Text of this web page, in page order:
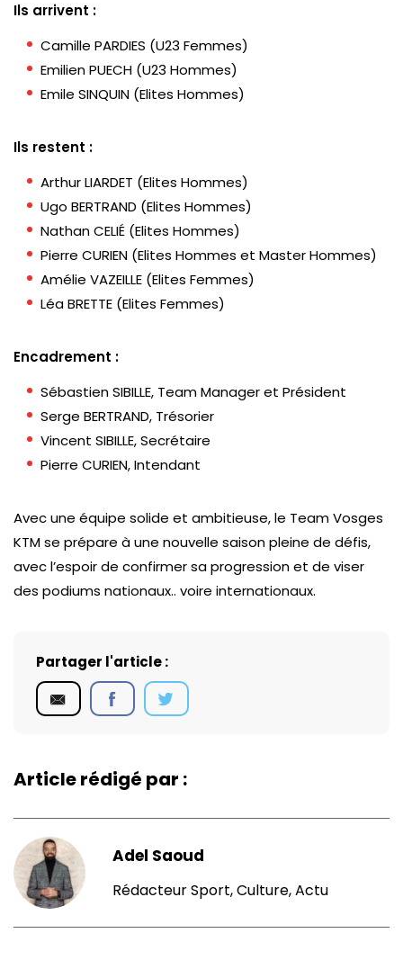
Ils arrivent :
Camille PARDIES (U23 Femmes)
Emilien PUECH (U23 Hommes)
Emile SINQUIN (Elites Hommes)
Ils restent :
Arthur LIARDET (Elites Hommes)
Ugo BERTRAND (Elites Hommes)
Nathan CELIÉ (Elites Hommes)
Pierre CURIEN (Elites Hommes et Master Hommes)
Amélie VAZEILLE (Elites Femmes)
Léa BRETTE (Elites Femmes)
Encadrement :
Sébastien SIBILLE, Team Manager et Président
Serge BERTRAND, Trésorier
Vincent SIBILLE, Secrétaire
Pierre CURIEN, Intendant
Avec une équipe solide et ambitieuse, le Team Vosges
KTM se prépare à une nouvelle saison pleine de défis,
avec l’espoir de confirmer sa progression et de viser
des podiums nationaux.. voire internationaux.
Partager l'article :
Article rédigé par :
Adel Saoud
Rédacteur Sport, Culture, Actu